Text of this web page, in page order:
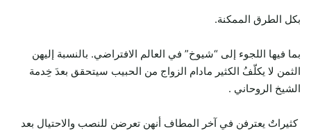
بكل الطرق الممكنة.
بما فيها اللجوء إلى “شيوخ” في العالم الافتراضي. بالنسبة إليهن
الثمن لا يكلّفُ الكثير مادام الزواج من الحبيب سيتحقق بعدَ خِدمة
الشيخ الروحاني .
كثيراتٌ يعترفن في آخر المطاف أنهن تعرضن للنصب والاحتيال بعد